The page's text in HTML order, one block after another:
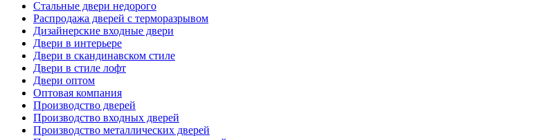
Стальные двери недорого
Распродажа дверей с терморазрывом
Дизайнерские входные двери
Двери в интерьере
Двери в скандинавском стиле
Двери в стиле лофт
Двери оптом
Оптовая компания
Производство дверей
Производство входных дверей
Производство металлических дверей